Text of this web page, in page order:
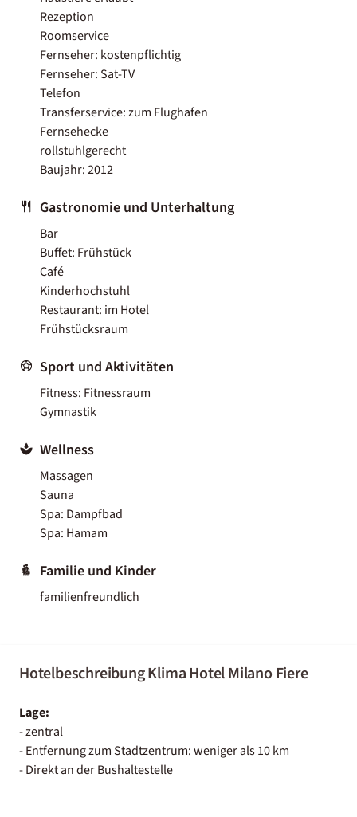
Rezeption
Roomservice
Fernseher: kostenpflichtig
Fernseher: Sat-TV
Telefon
Transferservice: zum Flughafen
Fernsehecke
rollstuhlgerecht
Baujahr: 2012
Gastronomie und Unterhaltung
Bar
Buffet: Frühstück
Café
Kinderhochstuhl
Restaurant: im Hotel
Frühstücksraum
Sport und Aktivitäten
Fitness: Fitnessraum
Gymnastik
Wellness
Massagen
Sauna
Spa: Dampfbad
Spa: Hamam
Familie und Kinder
familienfreundlich
Hotelbeschreibung Klima Hotel Milano Fiere
Lage:
- zentral
- Entfernung zum Stadtzentrum: weniger als 10 km
- Direkt an der Bushaltestelle